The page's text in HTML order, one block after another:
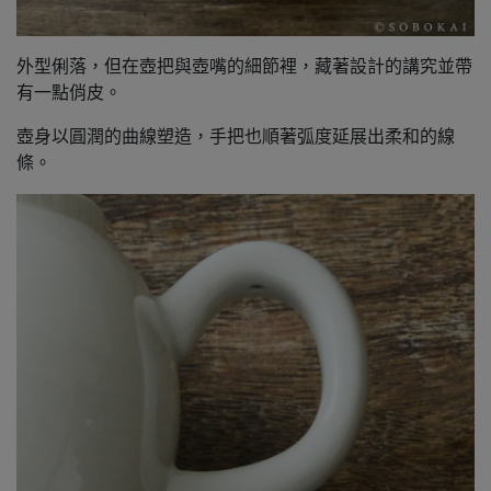
外型俐落，但在壺把與壺嘴的細節裡，藏著設計的講究並帶
有一點俏皮。
壺身以圓潤的曲線塑造，手把也順著弧度延展出柔和的線
條。